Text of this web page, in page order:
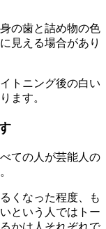
の歯と詰め物の色
見える場合があり
トニング後の白い
ます。
ての人が芸能人の
くなった程度、も
という人ではトー
かは人それぞれで